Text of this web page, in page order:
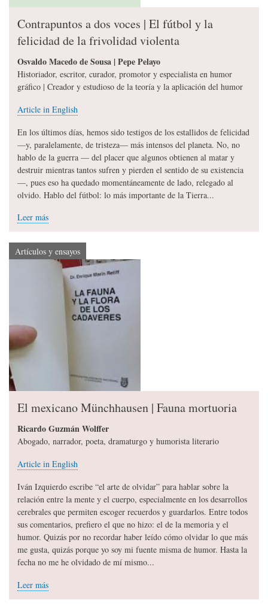
Contrapuntos a dos voces | El fútbol y la
felicidad de la frivolidad violenta
Osvaldo Macedo de Sousa | Pepe Pelayo
Historiador, escritor, curador, promotor y especialista en humor
gráfico | Creador y estudioso de la teoría y la aplicación del humor
Article in English
En los últimos días, hemos sido testigos de los estallidos de felicidad
—y, paralelamente, de tristeza— más intensos del planeta. No, no
hablo de la guerra — del placer que algunos obtienen al matar y
destruir mientras tantos sufren y pierden el sentido de su existencia
—, pues eso ha quedado momentáneamente de lado, relegado al
olvido. Hablo del fútbol: lo más importante de la Tierra...
Leer más
Artículos y ensayos
El mexicano Münchhausen | Fauna mortuoria
Ricardo Guzmán Wolffer
Abogado, narrador, poeta, dramaturgo y humorista literario
Article in English
Iván Izquierdo escribe “el arte de olvidar” para hablar sobre la
relación entre la mente y el cuerpo, especialmente en los desarrollos
cerebrales que permiten escoger recuerdos y guardarlos. Entre todos
sus comentarios, prefiero el que no hizo: el de la memoria y el
humor. Quizás por no recordar haber leído cómo olvidar lo que más
me gusta, quizás porque yo soy mi fuente misma de humor. Hasta la
fecha no me he olvidado de mí mismo...
Leer más